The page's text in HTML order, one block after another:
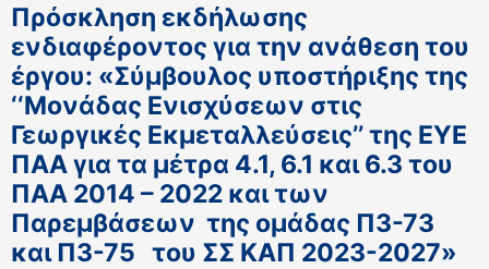
Πρόσκληση εκδήλωσης
ενδιαφέροντος για την ανάθεση του
έργου: «Σύμβουλος υποστήριξης της
‘‘Μονάδας Ενισχύσεων στις
Γεωργικές Εκμεταλλεύσεις’’ της ΕΥΕ
ΠΑΑ για τα μέτρα 4.1, 6.1 και 6.3 του
ΠΑΑ 2014 – 2022 και των
Παρεμβάσεων της ομάδας Π3-73
και Π3-75 του ΣΣ ΚΑΠ 2023-2027»